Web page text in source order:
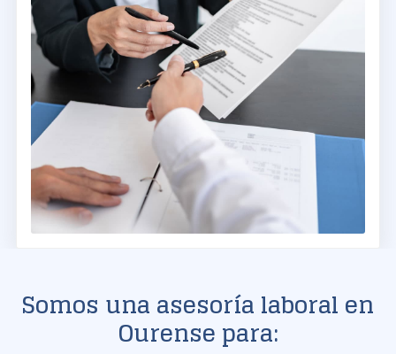
Somos una asesoría laboral en
Ourense para: